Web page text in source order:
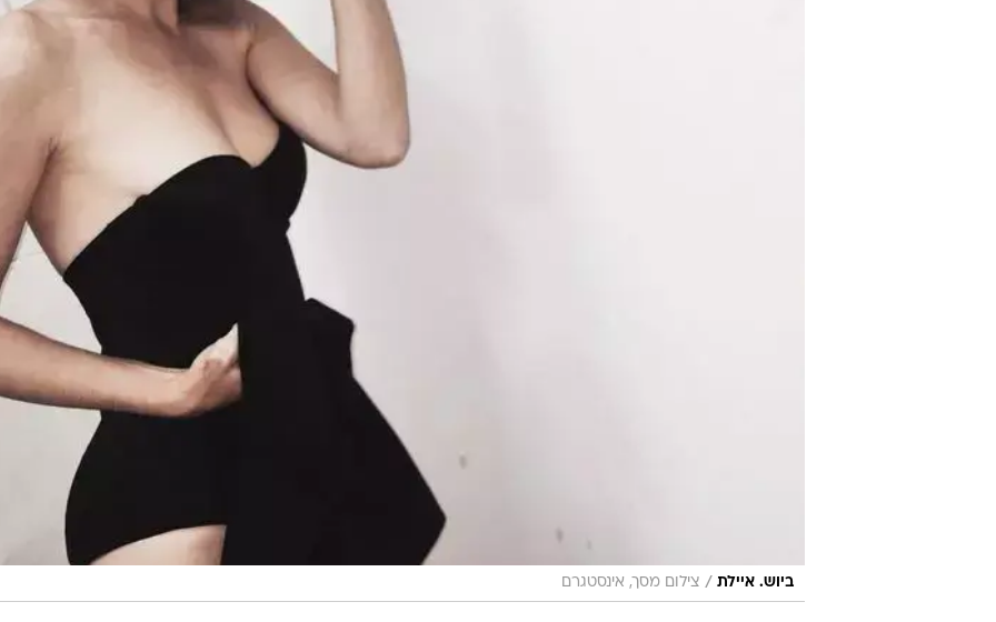
ביוש. איילת / צילום מסך, אינסטגרם